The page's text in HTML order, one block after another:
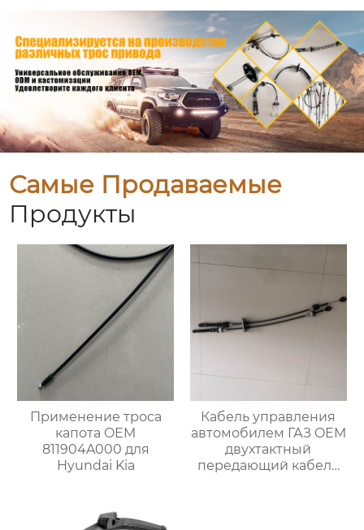
Самые Продаваемые
Продукты
Применение троса
капота OEM
811904A000 для
Hyundai Kia
Кабель управления
автомобилем ГАЗ OEM
двухтактный
передающий кабель